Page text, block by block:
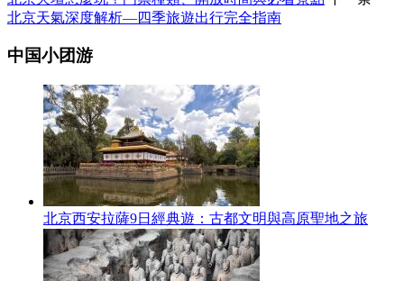
北京天氣深度解析—四季旅遊出行完全指南
中国小团游
北京西安拉薩9日經典遊：古都文明與高原聖地之旅